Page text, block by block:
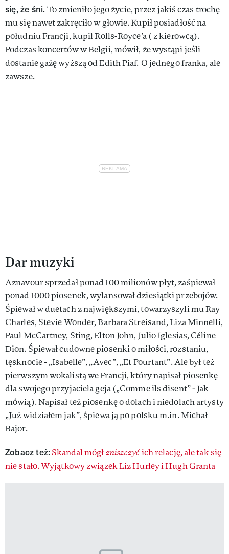
się, że śni. To zmieniło jego życie, przez jakiś czas trochę
mu się nawet zakręciło w głowie. Kupił posiadłość na
południu Francji, kupil Rolls-Royce’a ( z kierowcą).
Podczas koncertów w Belgii, mówił, że wystąpi jeśli
dostanie gażę wyższą od Edith Piaf. O jednego franka, ale
zawsze.
Dar muzyki
Aznavour sprzedał ponad 100 milionów płyt, zaśpiewał
ponad 1000 piosenek, wylansował dziesiątki przebojów.
Śpiewał w duetach z największymi, towarzyszyli mu Ray
Charles, Stevie Wonder, Barbara Streisand, Liza Minnelli,
Paul McCartney, Sting, Elton John, Julio Iglesias, Céline
Dion. Śpiewał cudowne piosenki o miłości, rozstaniu,
tęsknocie - „Isabelle”, „Avec”, „Et Pourtant”. Ale był też
pierwszym wokalistą we Francji, który napisał piosenkę
dla swojego przyjaciela geja („Comme ils disent” - Jak
mówią). Napisał też piosenkę o dolach i niedolach artysty
„Już widziałem jak”, śpiewa ją po polsku m.in. Michał
Bajor.
Zobacz też: Skandal mógłzniszczyćich relację, ale tak się
nie stało. Wyjątkowy związek Liz Hurley i Hugh Granta